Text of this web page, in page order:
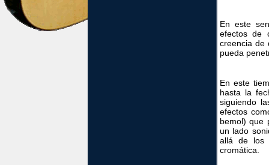
En este
efectos de
creencia de
pueda
En este
hasta la
siguiendo
efectos
bemol) que
un lado
allá de los
cromática.